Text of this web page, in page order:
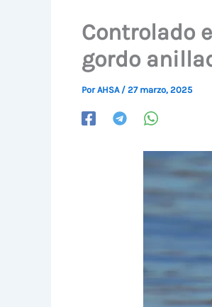
Controlado
gordo
PorAHSA / 27 marzo, 2025